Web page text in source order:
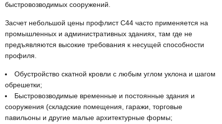
быстровозводимых сооружений.
Засчет небольшой цены профлист С44 часто применяется на
промышленных и административных зданиях, там где не
предъявляются высокие требования к несущей способности
профиля.
Обустройство скатной кровли с любым углом уклона и шагом
обрешетки;
Быстровозводимые временные и постоянные здания и
сооружения (складские помещения, гаражи, торговые
павильоны и другие малые архитектурные формы;